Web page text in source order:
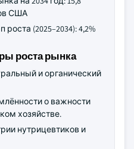
США
(2025–2034): 4,2%
роста рынка
и органический
о важности
хозяйстве.
нутрицевтиков и